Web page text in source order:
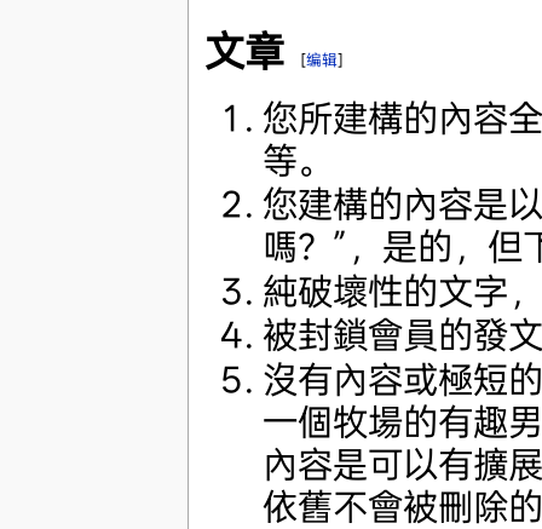
文章 [编辑]
您所建構的內容
等。
您建構的內容是
嗎？”，是的，但
純破壞性的文字
被封鎖會員的發
沒有內容或極短
一個牧場的有趣
內容是可以有擴
依舊不會被刪除